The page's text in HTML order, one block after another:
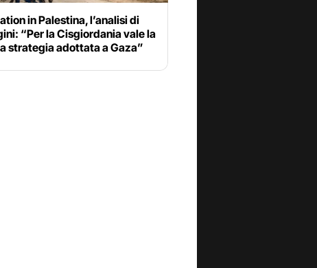
in Palestina, l’analisi di
“Per la Cisgiordania vale la
strategia adottata a Gaza”